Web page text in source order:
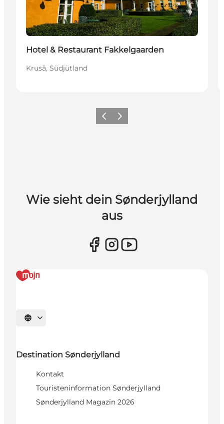
Hotel & Restaurant Fakkelgaarden
Kruså, Südjütland
ZurückWeiter
Wie sieht dein Sønderjylland
aus
Sprache auswählen
Destination Sønderjylland
Kontakt
Touristeninformation Sønderjylland
Sønderjylland Magazin 2026